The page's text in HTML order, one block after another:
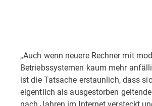
„Auch wenn neuere Rechner mit
Betriebssystemen kaum mehr
ist die Tatsache erstaunlich, dass
eigentlich als ausgestorben
nach Jahren im Internet versteckt